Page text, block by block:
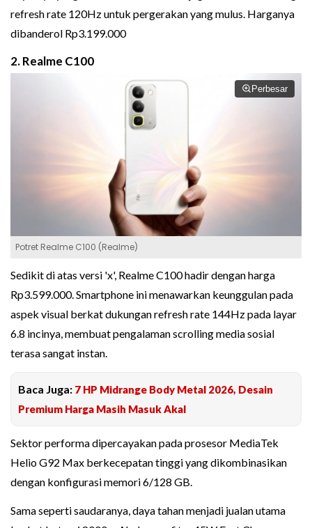
refresh rate 120Hz untuk pergerakan yang mulus. Harganya
dibanderol Rp3.199.000
2. Realme C100
Perbesar
Potret Realme C100 (Realme)
Sedikit di atas versi 'x', Realme C100 hadir dengan harga
Rp3.599.000. Smartphone ini menawarkan keunggulan pada
aspek visual berkat dukungan refresh rate 144Hz pada layar
6.8 incinya, membuat pengalaman scrolling media sosial
terasa sangat instan.
Baca Juga: 7 HP Midrange Body Metal 2026, Desain
Premium Harga Masih Masuk Akal
Sektor performa dipercayakan pada prosesor MediaTek
Helio G92 Max berkecepatan tinggi yang dikombinasikan
dengan konfigurasi memori 6/128 GB.
Sama seperti saudaranya, daya tahan menjadi jualan utama